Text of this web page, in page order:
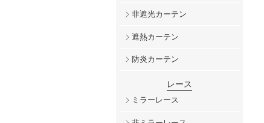
非遮光カーテン
遮熱カーテン
防炎カーテン
レース
ミラーレース